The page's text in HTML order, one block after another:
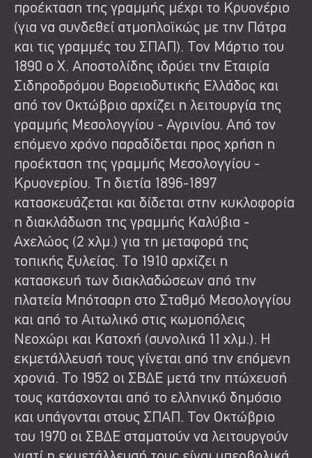
προέκταση της γραμμής μέχρι το Κρυονέριο
(για να συνδεθεί ατμοπλοϊκώς με την Πάτρα
και τις γραμμές του ΣΠΑΠ). Τον Μάρτιο του
1890 ο Χ. Αποστολίδης ιδρύει την Εταιρία
Σιδηροδρόμου Βορειοδυτικής Ελλάδος και
από τον Οκτώβριο αρχίζει η λειτουργία της
γραμμής Μεσολογγίου - Αγρινίου. Από τον
επόμενο χρόνο παραδίδεται προς χρήση η
προέκταση της γραμμής Μεσολογγίου -
Κρυονερίου. Τη διετία 1896-1897
κατασκευάζεται και δίδεται στην κυκλοφορία
η διακλάδωση της γραμμής Καλύβια -
Αχελώος (2 χλμ.) για τη μεταφορά της
τοπικής ξυλείας. Το 1910 αρχίζει η
κατασκευή των διακλαδώσεων από την
πλατεία Μπότσαρη στο Σταθμό Μεσολογγίου
και από το Αιτωλικό στις κωμοπόλεις
Νεοχώρι και Κατοχή (συνολικά 11 χλμ.). Η
εκμετάλλευσή τους γίνεται από την επόμενη
χρονιά. Το 1952 οι ΣΒΔΕ μετά την πτώχευσή
τους κατάσχονται από το ελληνικό δημόσιο
και υπάγονται στους ΣΠΑΠ. Τον Οκτώβριο
του 1970 οι ΣΒΔΕ σταματούν να λειτουργούν